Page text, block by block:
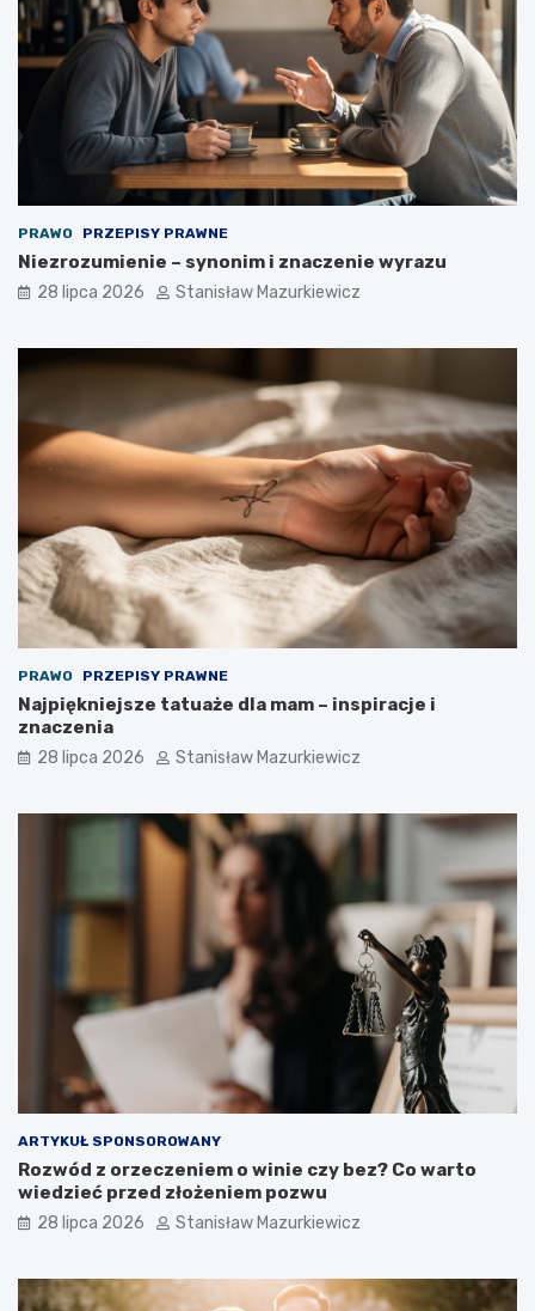
PRAWO PRZEPISY PRAWNE
Niezrozumienie – synonim i znaczenie wyrazu
28 lipca 2026 Stanisław Mazurkiewicz
PRAWO PRZEPISY PRAWNE
Najpiękniejsze tatuaże dla mam – inspiracje i
znaczenia
28 lipca 2026 Stanisław Mazurkiewicz
ARTYKUŁ SPONSOROWANY
Rozwód z orzeczeniem o winie czy bez? Co warto
wiedzieć przed złożeniem pozwu
28 lipca 2026 Stanisław Mazurkiewicz